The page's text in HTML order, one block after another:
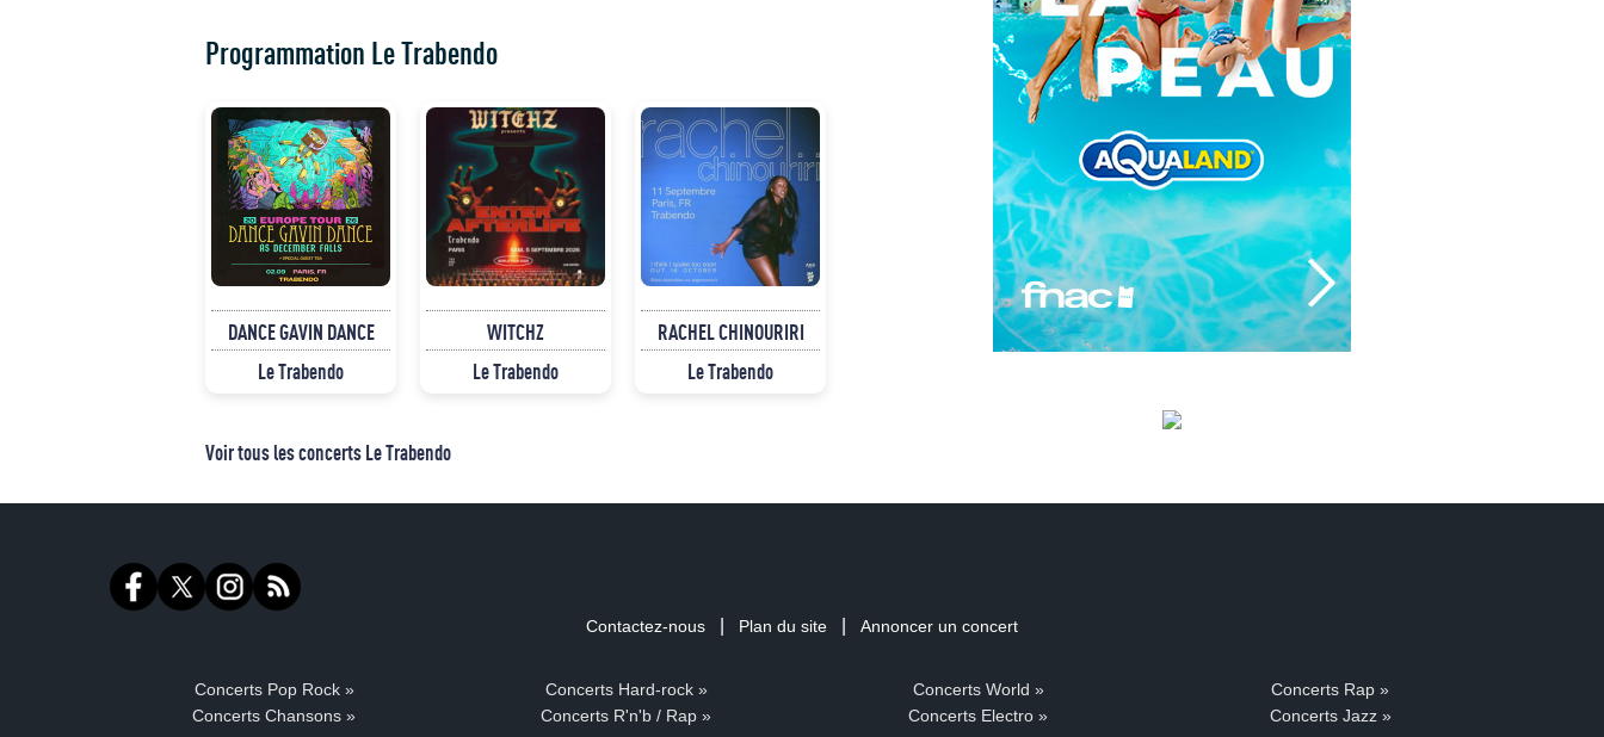
Programmation Le Trabendo
DANCE GAVIN DANCE
Le Trabendo
WITCHZ
Le Trabendo
RACHEL CHINOURIRI
Le Trabendo
Voir tous les concerts Le Trabendo
Contactez-nous Plan du site Annoncer un concert
Concerts Pop Rock »
Concerts Chansons »
Concerts Hard-rock »
Concerts R'n'b / Rap »
Concerts World »
Concerts Electro »
Concerts Rap »
Concerts Jazz »